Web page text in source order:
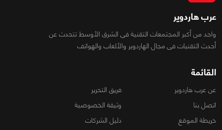
عرب هاردوير
واحد من أكبر المجتمعات التقنية فى الشرق الأوسط تتحدث عن
أحدث التقنيات فى مجال الهاردوير والألعاب والهواتف
القائمة
عن عرب هاردوير
فريق التحرير
اتصل بنا
وثيقة الخصوصية
خريطة الموقع
دليل الشركات